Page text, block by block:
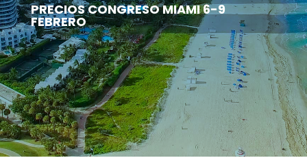
PRECIOS CONGRESO MIAMI 6-9
FEBRERO